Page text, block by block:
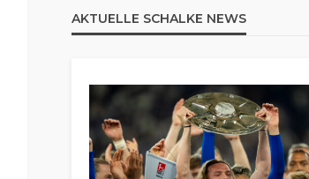
AKTUELLE SCHALKE NEWS